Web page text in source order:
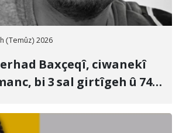
(Temûz) 2026
Baxçeqî, ciwanekî
bi 3 sal girtîgeh û 74